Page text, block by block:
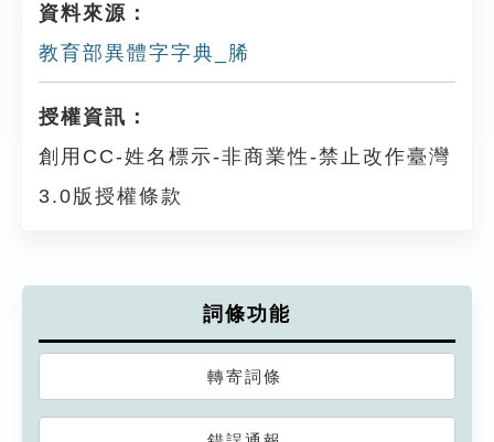
資料來源：
教育部異體字字典_脪
授權資訊：
創用CC-姓名標示-非商業性-禁止改作臺灣
3.0版授權條款
詞條功能
轉寄詞條